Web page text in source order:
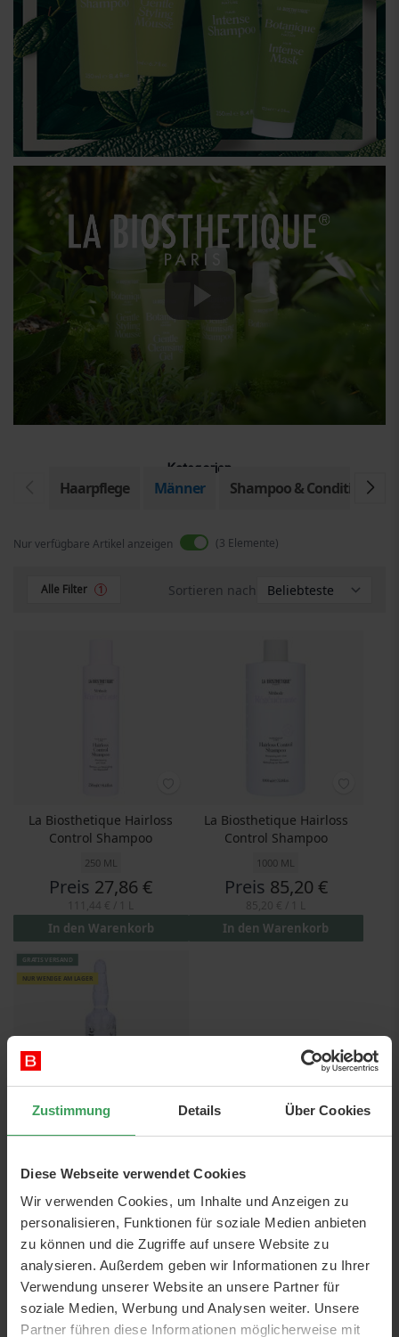
Zustimmung Details Über Cookies
Diese Webseite verwendet Cookies
Wir verwenden Cookies, um Inhalte und Anzeigen zu
personalisieren, Funktionen für soziale Medien anbieten
zu können und die Zugriffe auf unsere Website zu
analysieren. Außerdem geben wir Informationen zu Ihrer
Verwendung unserer Website an unsere Partner für
soziale Medien, Werbung und Analysen weiter. Unsere
Partner führen diese Informationen möglicherweise mit
Kategorien
Haarpflege Männer Shampoo & Conditioner
Nur verfügbare Artikel anzeigen 3 Elemente
Alle Filter 1 Sortieren nach
La Biosthetique Hairloss
Control Shampoo
250 ML
Preis 27,86 €
In den Warenkorb
La Biosthetique Hairloss
Control Shampoo
1000 ML
Preis 85,20 €
In den Warenkorb
GRATIS VERSAND
NUR WENIGE AM LAGER
La Biosthetique Régénérante
10 X 10 ML
Preis120,50 €
1.205,00 €/ 1 L
In den Warenkorb